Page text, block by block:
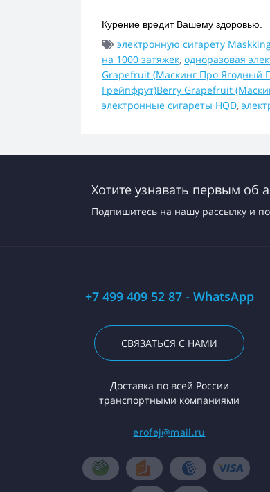
Курение вредит Вашему здоровью.
электронную сигарету
на 1000 затяжек, одноразовая
Grapefruit (Маскинг Про Ягодный
Грейпфрут)Berry Grapefruit
электронные сигареты HQD,
Хотите узнавать первым об
Подпишитесь на нашу рассылку и
+7 499 409 52 87 - WhatsApp
СВЯЗАТЬСЯ С НАМИ
Доставка по всей России
транспортными компаниями
erofej@mail.ru